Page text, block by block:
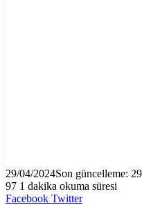
29/04/2024Son güncelleme:
97 1 dakika okuma süresi
Facebook TwitterLinkedIn
Tumblr
Pinterest
Reddit
VKontakte
E-
Yazdır